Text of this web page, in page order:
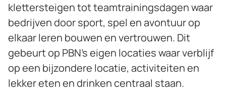
klettersteigen tot teamtrainingsdagen waar
bedrijven door sport, spel en avontuur op
elkaar leren bouwen en vertrouwen. Dit
gebeurt op PBN’s eigen locaties waar verblijf
op een bijzondere locatie, activiteiten en
lekker eten en drinken centraal staan.